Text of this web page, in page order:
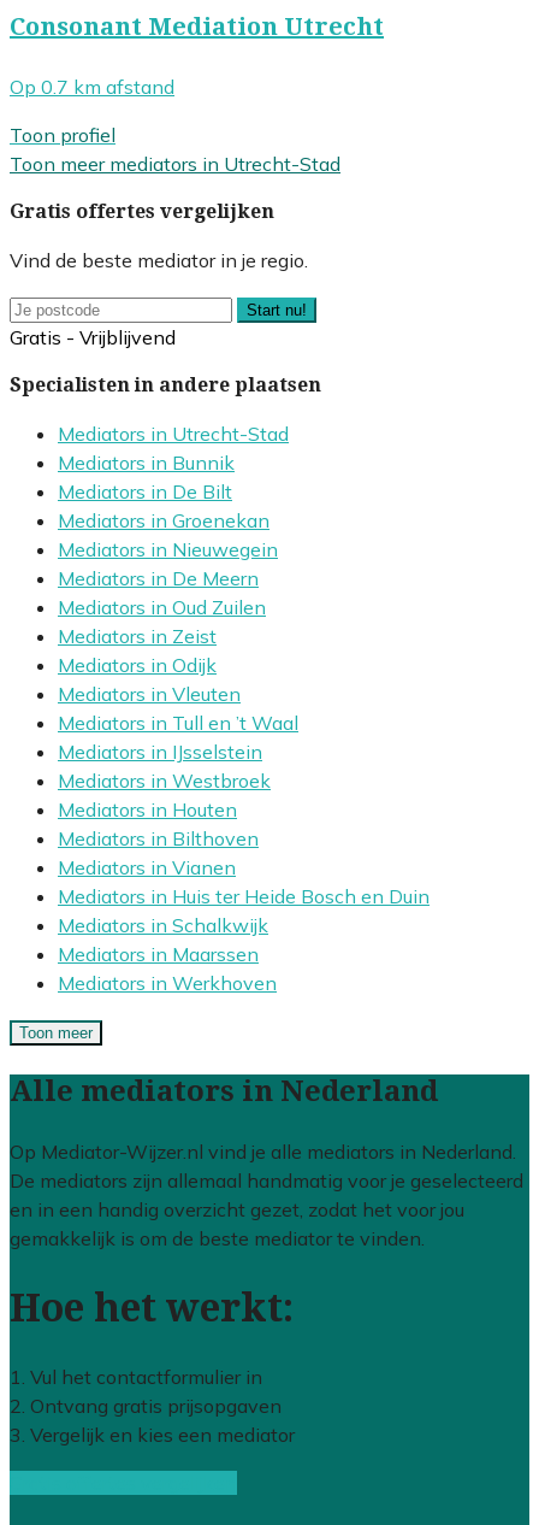
Consonant Mediation Utrecht
Op 0.7 km afstand
Toon profiel
Toon meer mediators in Utrecht-Stad
Gratis offertes vergelijken
Vind de beste mediator in je regio.
Start nu!
Gratis - Vrijblijvend
Specialisten in andere plaatsen
Mediators in Utrecht-Stad
Mediators in Bunnik
Mediators in De Bilt
Mediators in Groenekan
Mediators in Nieuwegein
Mediators in De Meern
Mediators in Oud Zuilen
Mediators in Zeist
Mediators in Odijk
Mediators in Vleuten
Mediators in Tull en ’t Waal
Mediators in IJsselstein
Mediators in Westbroek
Mediators in Houten
Mediators in Bilthoven
Mediators in Vianen
Mediators in Huis ter Heide Bosch en Duin
Mediators in Schalkwijk
Mediators in Maarssen
Mediators in Werkhoven
Toon meer
Alle mediators in Nederland
Op Mediator-Wijzer.nl vind je alle mediators in Nederland.
De mediators zijn allemaal handmatig voor je geselecteerd
en in een handig overzicht gezet, zodat het voor jou
gemakkelijk is om de beste mediator te vinden.
Hoe het werkt:
1. Vul het contactformulier in
2. Ontvang gratis prijsopgaven
3. Vergelijk en kies een mediator